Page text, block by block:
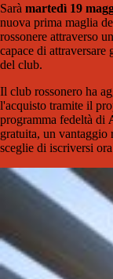
Sarà martedì 19
nuova prima maglia
rossonere attraverso
capace di attraversare
del club.
Il club rossonero ha
l'acquisto tramite il
programma fedeltà di
gratuita, un vantaggio
sceglie di iscriversi